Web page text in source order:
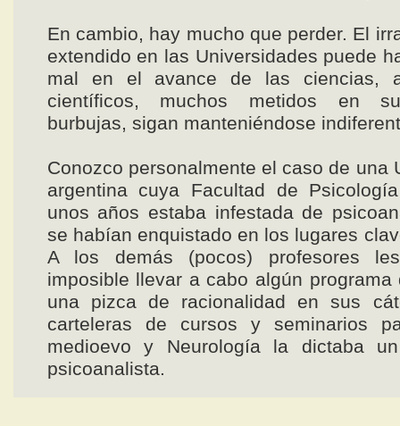
En cambio, hay mucho que perder. El
extendido en las Universidades puede
mal en el avance de las ciencias,
científicos, muchos metidos en
burbujas, sigan manteniéndose
Conozco personalmente el caso de una
argentina cuya Facultad de
unos años estaba infestada de
se habían enquistado en los lugares
A los demás (pocos) profesores
imposible llevar a cabo algún programa
una pizca de racionalidad en sus
carteleras de cursos y seminarios
medioevo y Neurología la dictaba
psicoanalista.